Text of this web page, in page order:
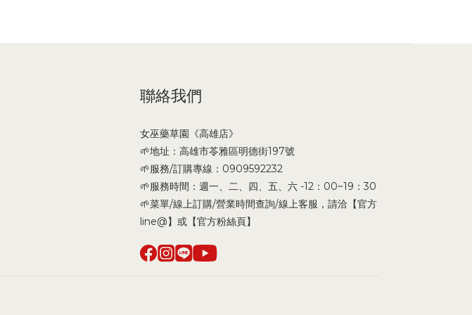
聯絡我們
女巫藥草園《高雄店》
🌱地址：高雄市苓雅區明德街197號
🌱服務/訂購專線：0909592232
🌱服務時間：週一、二、四、五、六 -12：00~19：30
🌱菜單/線上訂購/營業時間查詢/線上客服，請洽【官方
line@】或【官方粉絲頁】